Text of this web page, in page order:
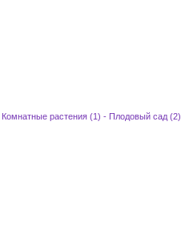
Комнатные растения (1) - Плодовый сад (2)